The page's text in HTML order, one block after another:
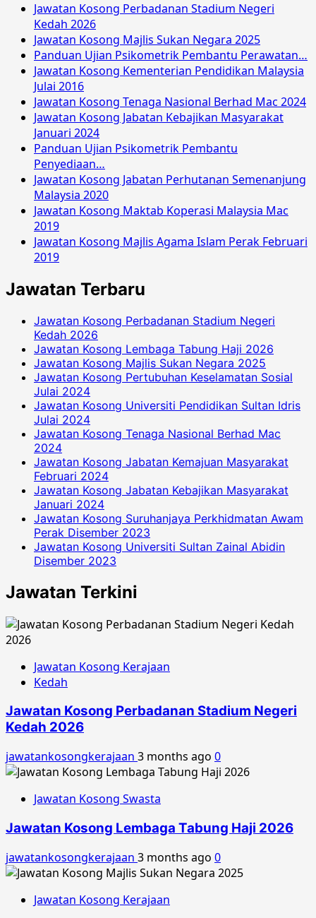
Jawatan Kosong Perbadanan Stadium Negeri
Kedah 2026
Jawatan Kosong Majlis Sukan Negara 2025
Panduan Ujian Psikometrik Pembantu Perawatan…
Jawatan Kosong Kementerian Pendidikan Malaysia
Julai 2016
Jawatan Kosong Tenaga Nasional Berhad Mac 2024
Jawatan Kosong Jabatan Kebajikan Masyarakat
Januari 2024
Panduan Ujian Psikometrik Pembantu
Penyediaan…
Jawatan Kosong Jabatan Perhutanan Semenanjung
Malaysia 2020
Jawatan Kosong Maktab Koperasi Malaysia Mac
2019
Jawatan Kosong Majlis Agama Islam Perak Februari
2019
Jawatan Terbaru
Jawatan Kosong Perbadanan Stadium Negeri
Kedah 2026
Jawatan Kosong Lembaga Tabung Haji 2026
Jawatan Kosong Majlis Sukan Negara 2025
Jawatan Kosong Pertubuhan Keselamatan Sosial
Julai 2024
Jawatan Kosong Universiti Pendidikan Sultan Idris
Julai 2024
Jawatan Kosong Tenaga Nasional Berhad Mac
2024
Jawatan Kosong Jabatan Kemajuan Masyarakat
Februari 2024
Jawatan Kosong Jabatan Kebajikan Masyarakat
Januari 2024
Jawatan Kosong Suruhanjaya Perkhidmatan Awam
Perak Disember 2023
Jawatan Kosong Universiti Sultan Zainal Abidin
Disember 2023
Jawatan Terkini
Jawatan Kosong Kerajaan
Kedah
Jawatan Kosong Perbadanan Stadium Negeri
Kedah 2026
jawatankosongkerajaan 3 months ago 0
Jawatan Kosong Swasta
Jawatan Kosong Lembaga Tabung Haji 2026
jawatankosongkerajaan 3 months ago 0
Jawatan Kosong Kerajaan